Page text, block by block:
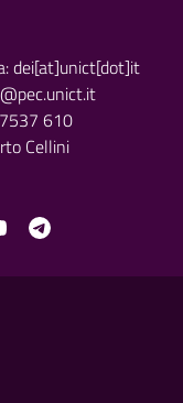
dei[at]unict[dot]it
610
Cellini